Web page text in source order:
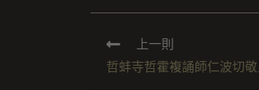
上一則
哲蚌寺哲霍複誦師仁波切